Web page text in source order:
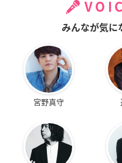
みんなが気に
宮野真守